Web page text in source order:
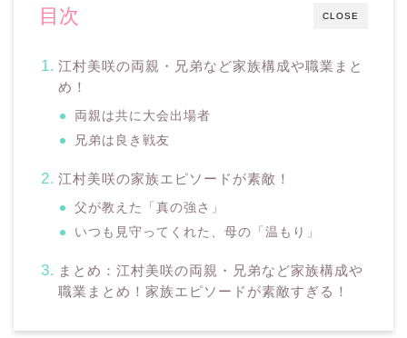
CLOSE
目次
江村美咲の両親・兄弟など家族構成や職業まと
め！
両親は共に大会出場者
兄弟は良き戦友
江村美咲の家族エピソードが素敵！
父が教えた「真の強さ」
いつも見守ってくれた、母の「温もり」
まとめ：江村美咲の両親・兄弟など家族構成や
職業まとめ！家族エピソードが素敵すぎる！